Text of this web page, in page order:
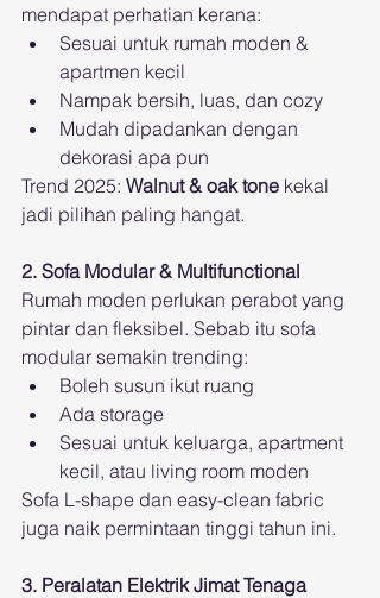
mendapat perhatian kerana:
Sesuai untuk rumah moden &
apartmen kecil
Nampak bersih, luas, dan cozy
Mudah dipadankan dengan
dekorasi apa pun
Trend 2025: Walnut & oak tone kekal
jadi pilihan paling hangat.
2. Sofa Modular & Multifunctional
Rumah moden perlukan perabot yang
pintar dan fleksibel. Sebab itu sofa
modular semakin trending:
Boleh susun ikut ruang
Ada storage
Sesuai untuk keluarga, apartment
kecil, atau living room moden
Sofa L-shape dan easy-clean fabric
juga naik permintaan tinggi tahun ini.
3. Peralatan Elektrik Jimat Tenaga